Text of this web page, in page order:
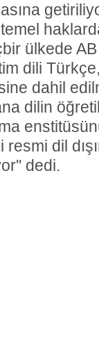
ülkede
dili
dahil
dilin
dil
dedi.